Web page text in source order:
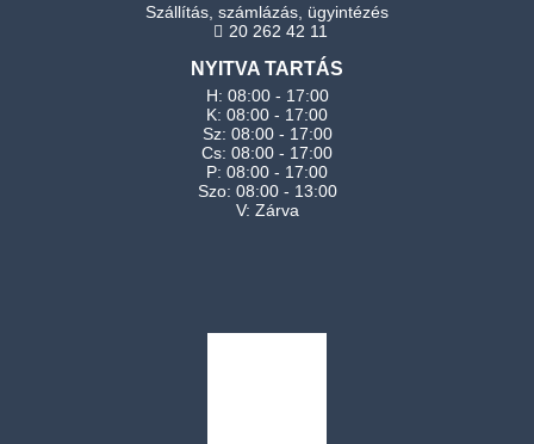
Szállítás, számlázás, ügyintézés
20 262 42 11
NYITVA TARTÁS
H: 08:00 - 17:00
K: 08:00 - 17:00
Sz: 08:00 - 17:00
Cs: 08:00 - 17:00
P: 08:00 - 17:00
Szo: 08:00 - 13:00
V: Zárva